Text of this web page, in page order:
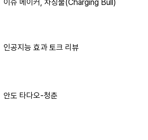
이슈 메이커, 차징불(Charging Bull)
인공지능 효과 토크 리뷰
안도 타다오-청춘